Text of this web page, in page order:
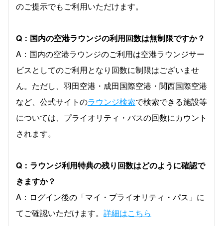
のご提示でもご利用いただけます。
Q：国内の空港ラウンジの利用回数は無制限ですか？
A：国内の空港ラウンジのご利用は空港ラウンジサー
ビスとしてのご利用となり回数に制限はございませ
ん。ただし、羽田空港・成田国際空港・関西国際空港
など、公式サイトのラウンジ検索で検索できる施設等
については、プライオリティ・パスの回数にカウント
されます。
Q：ラウンジ利用特典の残り回数はどのように確認で
きますか？
A：ログイン後の「マイ・プライオリティ・パス」に
てご確認いただけます。 詳細はこちら